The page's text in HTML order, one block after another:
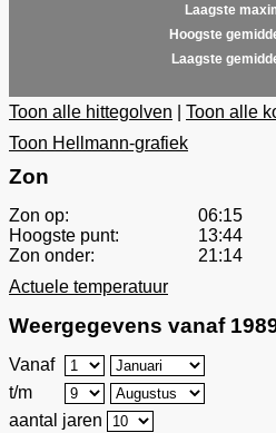
Laagste
Hoogste
Laagste
Toon alle hittegolven
Toon alle
Toon Hellmann-grafiek
Zon
Zon op:
06:15
Hoogste punt:
13:44
Zon onder:
21:14
Actuele temperatuur
Weergegevens vanaf
Vanaf
t/m
aantal jaren